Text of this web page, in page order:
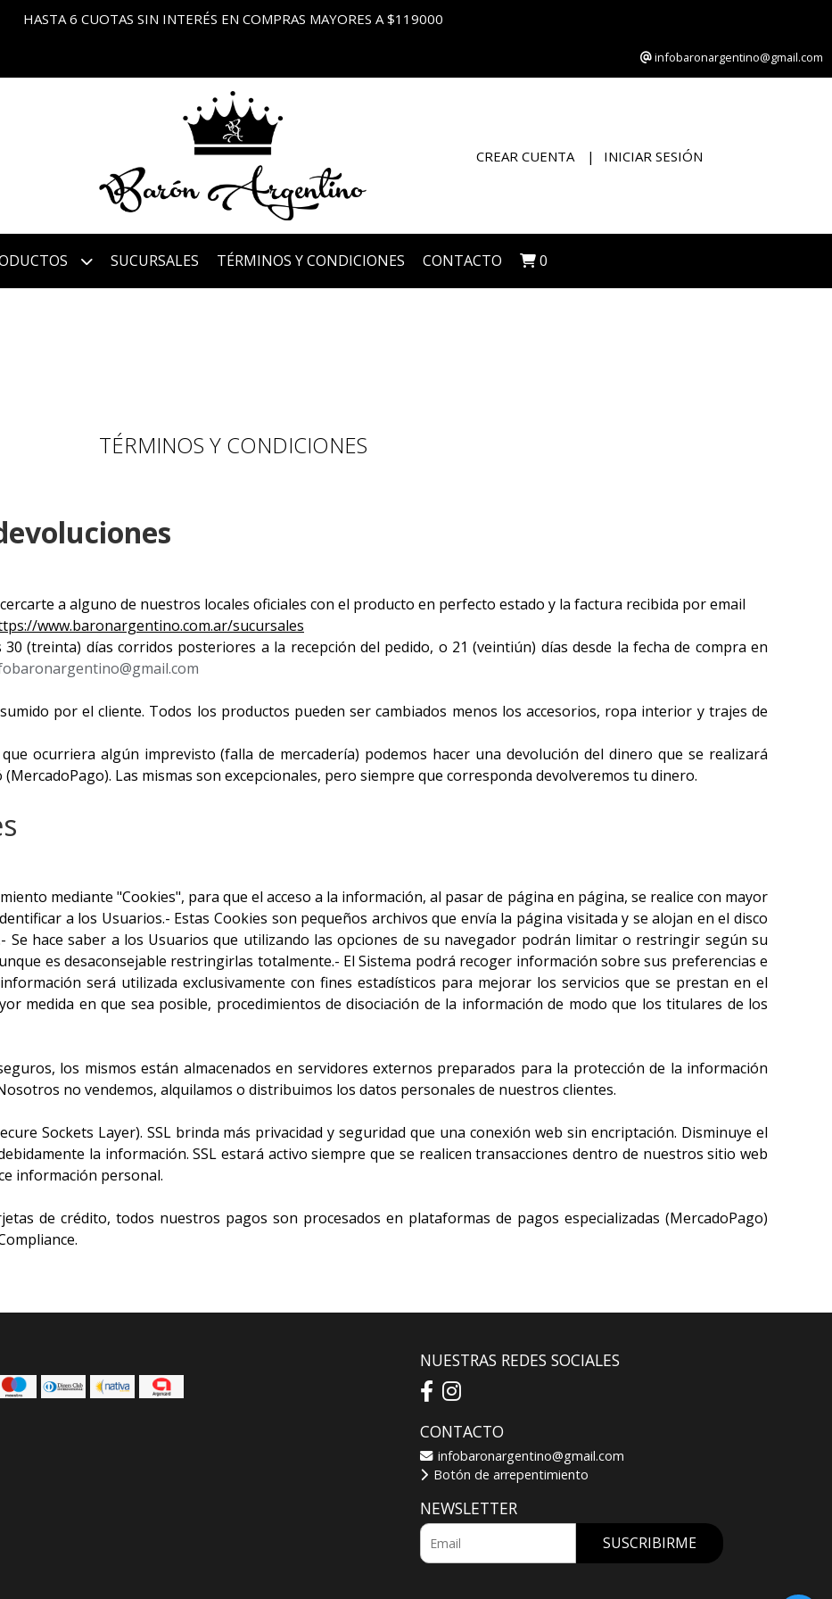
HASTA 6 CUOTAS SIN INTERÉS EN COMPRAS MAYORES A $119000
infobaronargentino@gmail.com
CREAR CUENTA INICIAR SESIÓN
SUCURSALES TÉRMINOS Y CONDICIONES CONTACTO 0
TÉRMINOS Y CONDICIONES
a alguno de nuestros locales oficiales con el producto en perfecto estado y la factura recibida por email
www.baronargentino.com.ar/sucursales
(treinta) días corridos posteriores a la recepción del pedido, o 21 (veintiún) días desde la fecha de compra en
por el cliente. Todos los productos pueden ser cambiados menos los accesorios, ropa interior y trajes de
ocurriera algún imprevisto (falla de mercadería) podemos hacer una devolución del dinero que se realizará
Las mismas son excepcionales, pero siempre que corresponda devolveremos tu dinero.
mediante "Cookies", para que el acceso a la información, al pasar de página en página, se realice con mayor
a los Usuarios.- Estas Cookies son pequeños archivos que envía la página visitada y se alojan en el disco
Se hace saber a los Usuarios que utilizando las opciones de su navegador podrán limitar o restringir según su
es desaconsejable restringirlas totalmente.- El Sistema podrá recoger información sobre sus preferencias e
será utilizada exclusivamente con fines estadísticos para mejorar los servicios que se prestan en el
medida en que sea posible, procedimientos de disociación de la información de modo que los titulares de los
los mismos están almacenados en servidores externos preparados para la protección de la información
no vendemos, alquilamos o distribuimos los datos personales de nuestros clientes.
Sockets Layer). SSL brinda más privacidad y seguridad que una conexión web sin encriptación. Disminuye el
la información. SSL estará activo siempre que se realicen transacciones dentro de nuestros sitio web
información personal.
de crédito, todos nuestros pagos son procesados en plataformas de pagos especializadas (MercadoPago)
NUESTRAS REDES SOCIALES
CONTACTO
infobaronargentino@gmail.com
Botón de arrepentimiento
NEWSLETTER
SUSCRIBIRME